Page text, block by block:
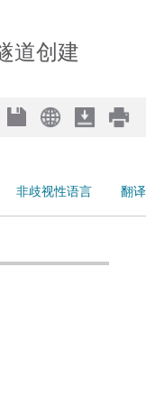
道创建
非歧视性语言
翻译